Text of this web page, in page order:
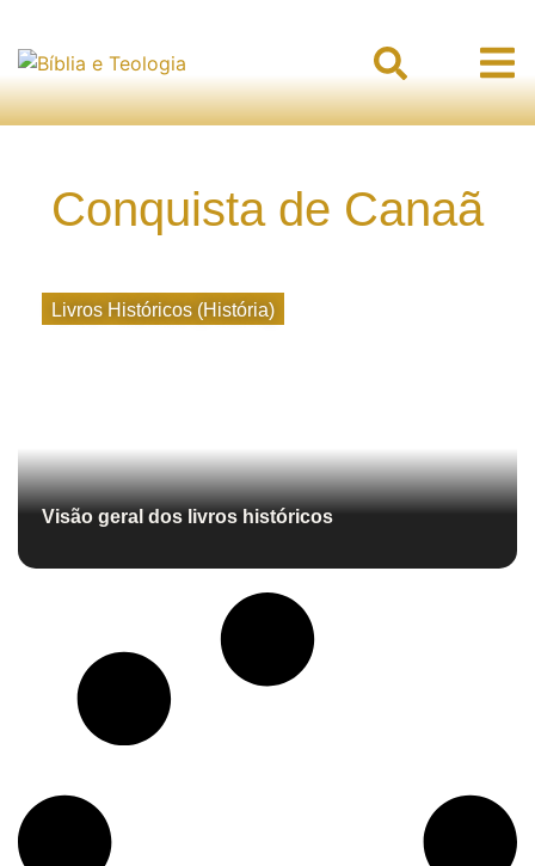
Conquista de Canaã
Visão geral dos livros históricos
Livros Históricos (História)